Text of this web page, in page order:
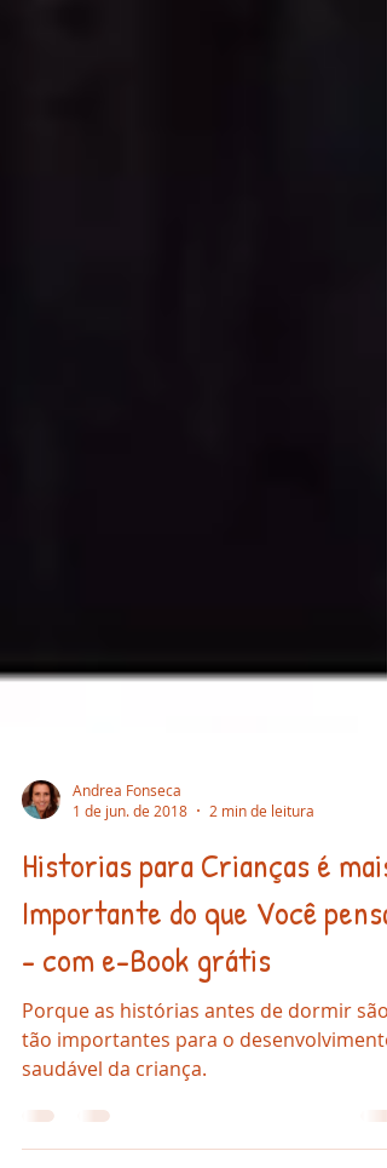
Andrea Fonseca
1 de jun. de 2018
2 min de leitura
Historias para Crianças é mais
Importante do que Você pensa!
- com e-Book grátis
Porque as histórias antes de dormir são
tão importantes para o desenvolvimento
saudável da criança.